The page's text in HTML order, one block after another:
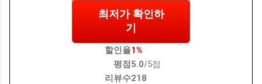
최저가 확인하
기
할인율1%
평점 5.0/5점
리뷰수218